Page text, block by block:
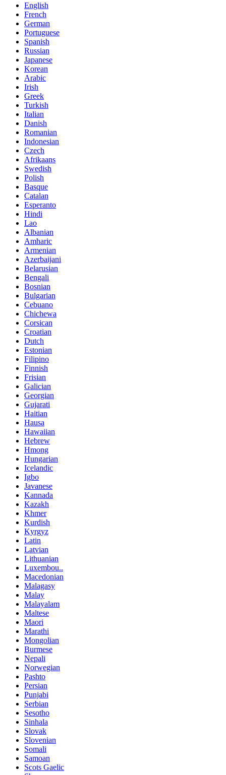
English
French
German
Portuguese
Spanish
Russian
Japanese
Korean
Arabic
Irish
Greek
Turkish
Italian
Danish
Romanian
Indonesian
Czech
Afrikaans
Swedish
Polish
Basque
Catalan
Esperanto
Hindi
Lao
Albanian
Amharic
Armenian
Azerbaijani
Belarusian
Bengali
Bosnian
Bulgarian
Cebuano
Chichewa
Corsican
Croatian
Dutch
Estonian
Filipino
Finnish
Frisian
Galician
Georgian
Gujarati
Haitian
Hausa
Hawaiian
Hebrew
Hmong
Hungarian
Icelandic
Igbo
Javanese
Kannada
Kazakh
Khmer
Kurdish
Kyrgyz
Latin
Latvian
Lithuanian
Luxembou..
Macedonian
Malagasy
Malay
Malayalam
Maltese
Maori
Marathi
Mongolian
Burmese
Nepali
Norwegian
Pashto
Persian
Punjabi
Serbian
Sesotho
Sinhala
Slovak
Slovenian
Somali
Samoan
Scots Gaelic